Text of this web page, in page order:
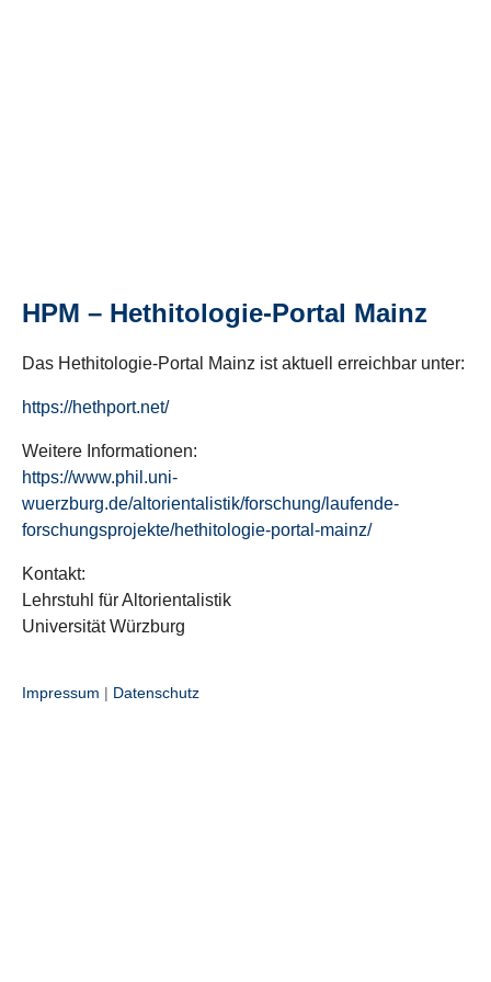
HPM – Hethitologie-Portal Mainz
Das Hethitologie-Portal Mainz ist aktuell erreichbar unter:
https://hethport.net/
Weitere Informationen:
https://www.phil.uni-
wuerzburg.de/altorientalistik/forschung/laufende-
forschungsprojekte/hethitologie-portal-mainz/
Kontakt:
Lehrstuhl für Altorientalistik
Universität Würzburg
Impressum | Datenschutz